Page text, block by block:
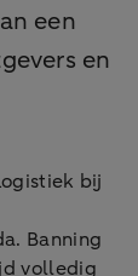
een
en
bij
Banning
volledig